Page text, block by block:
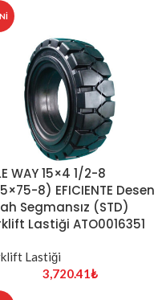
WAY 15×4 1/2-8
8) EFICIENTE Desen
Segmansız (STD)
Lastiği ATO0016351
Lastiği
3,720.41₺